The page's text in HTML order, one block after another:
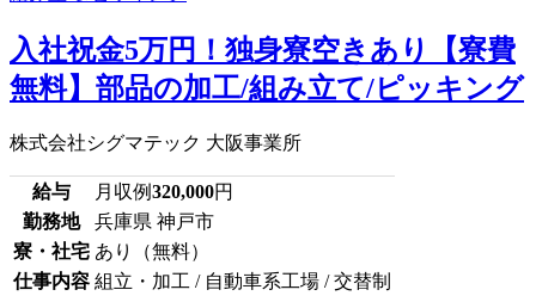
入社祝金5万円！独身寮空きあり【寮費
無料】部品の加工/組み立て/ピッキング
株式会社シグマテック 大阪事業所
給与 月収例320,000円
勤務地
兵庫県 神戸市
寮・社宅 あり（無料）
仕事内容 組立・加工 / 自動車系工場 / 交替制